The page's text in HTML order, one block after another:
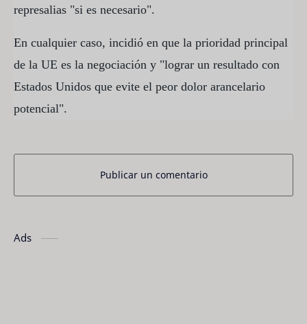
represalias "si es necesario".
En cualquier caso, incidió en que la prioridad principal
de la UE es la negociación y "lograr un resultado con
Estados Unidos que evite el peor dolor arancelario
potencial".
Publicar un comentario
Ads